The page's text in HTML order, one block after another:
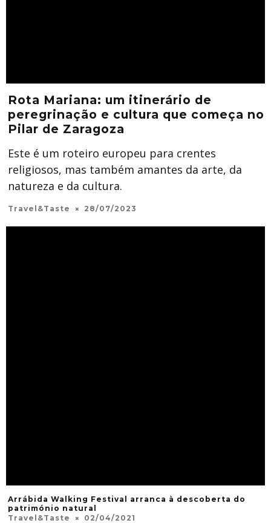
Rota Mariana: um itinerário de
peregrinação e cultura que começa no
Pilar de Zaragoza
Este é um roteiro europeu para crentes
religiosos, mas também amantes da arte, da
natureza e da cultura.
Travel&Taste 28/07/2023
Arrábida Walking Festival arranca à descoberta do
património natural
Travel&Taste
02/04/2021